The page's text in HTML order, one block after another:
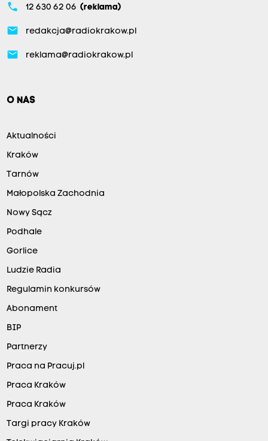
phone 12 630 62 06 (reklama)
email redakcja@radiokrakow.pl
email reklama@radiokrakow.pl
O NAS
Aktualności
Kraków
Tarnów
Małopolska Zachodnia
Nowy Sącz
Podhale
Gorlice
Ludzie Radia
Regulamin konkursów
Abonament
BIP
Partnerzy
Praca na Pracuj.pl
Praca Kraków
Praca Kraków
Targi pracy Kraków